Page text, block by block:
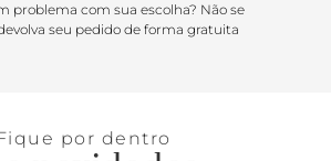
problema com sua escolha? Não se
seu pedido de forma gratuita
por dentro